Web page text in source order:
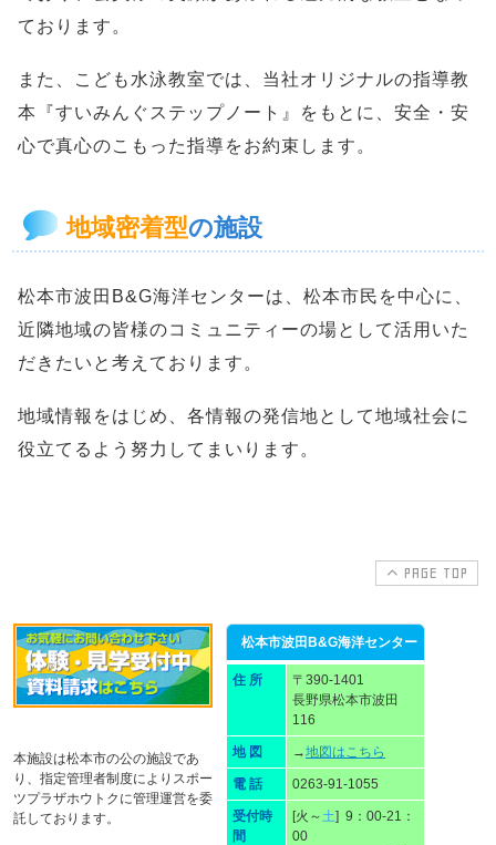
ております。
また、こども水泳教室では、当社オリジナルの指導教
本『すいみんぐステップノート』をもとに、安全・安
心で真心のこもった指導をお約束します。
地域密着型の施設
松本市波田B&G海洋センターは、松本市民を中心に、
近隣地域の皆様のコミュニティーの場として活用いた
だきたいと考えております。
地域情報をはじめ、各情報の発信地として地域社会に
役立てるよう努力してまいります。
PAGE TOP
松本市波田B&G海洋センター
住 所
〒390-1401
長野県松本市波田
116
地 図 →地図はこちら
電 話 0263-91-1055
受付時
間
[火～ 土] 9：00-21：
00
本施設は松本市の公の施設であ
り、指定管理者制度によりスポー
ツプラザホウトクに管理運営を委
託しております。